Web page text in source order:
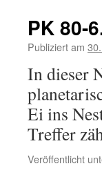
PK 80-
Publiziert am
In dieser
Ei ins
Treffer
Veröffentlicht